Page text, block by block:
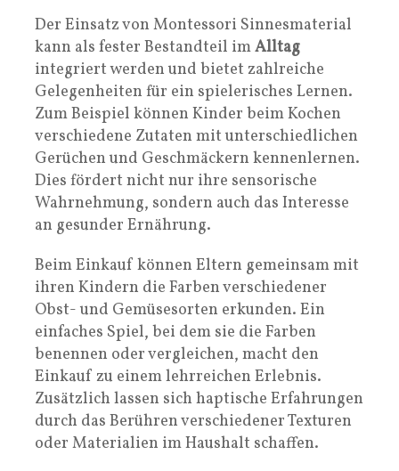
Der Einsatz von Montessori Sinnesmaterial
kann als fester Bestandteil imAlltag
integriert werden und bietet zahlreiche
Gelegenheiten für ein spielerisches Lernen.
Zum Beispiel können Kinder beim Kochen
verschiedene Zutaten mit unterschiedlichen
Gerüchen und Geschmäckern kennenlernen.
Dies fördert nicht nur ihre sensorische
Wahrnehmung, sondern auch das Interesse
an gesunder Ernährung.
Beim Einkauf können Eltern gemeinsam mit
ihren Kindern die Farben verschiedener
Obst- und Gemüsesorten erkunden. Ein
einfaches Spiel, bei dem sie die Farben
benennen oder vergleichen, macht den
Einkauf zu einem lehrreichen Erlebnis.
Zusätzlich lassen sich haptische Erfahrungen
durch das Berühren verschiedener Texturen
oder Materialien im Haushalt schaffen.